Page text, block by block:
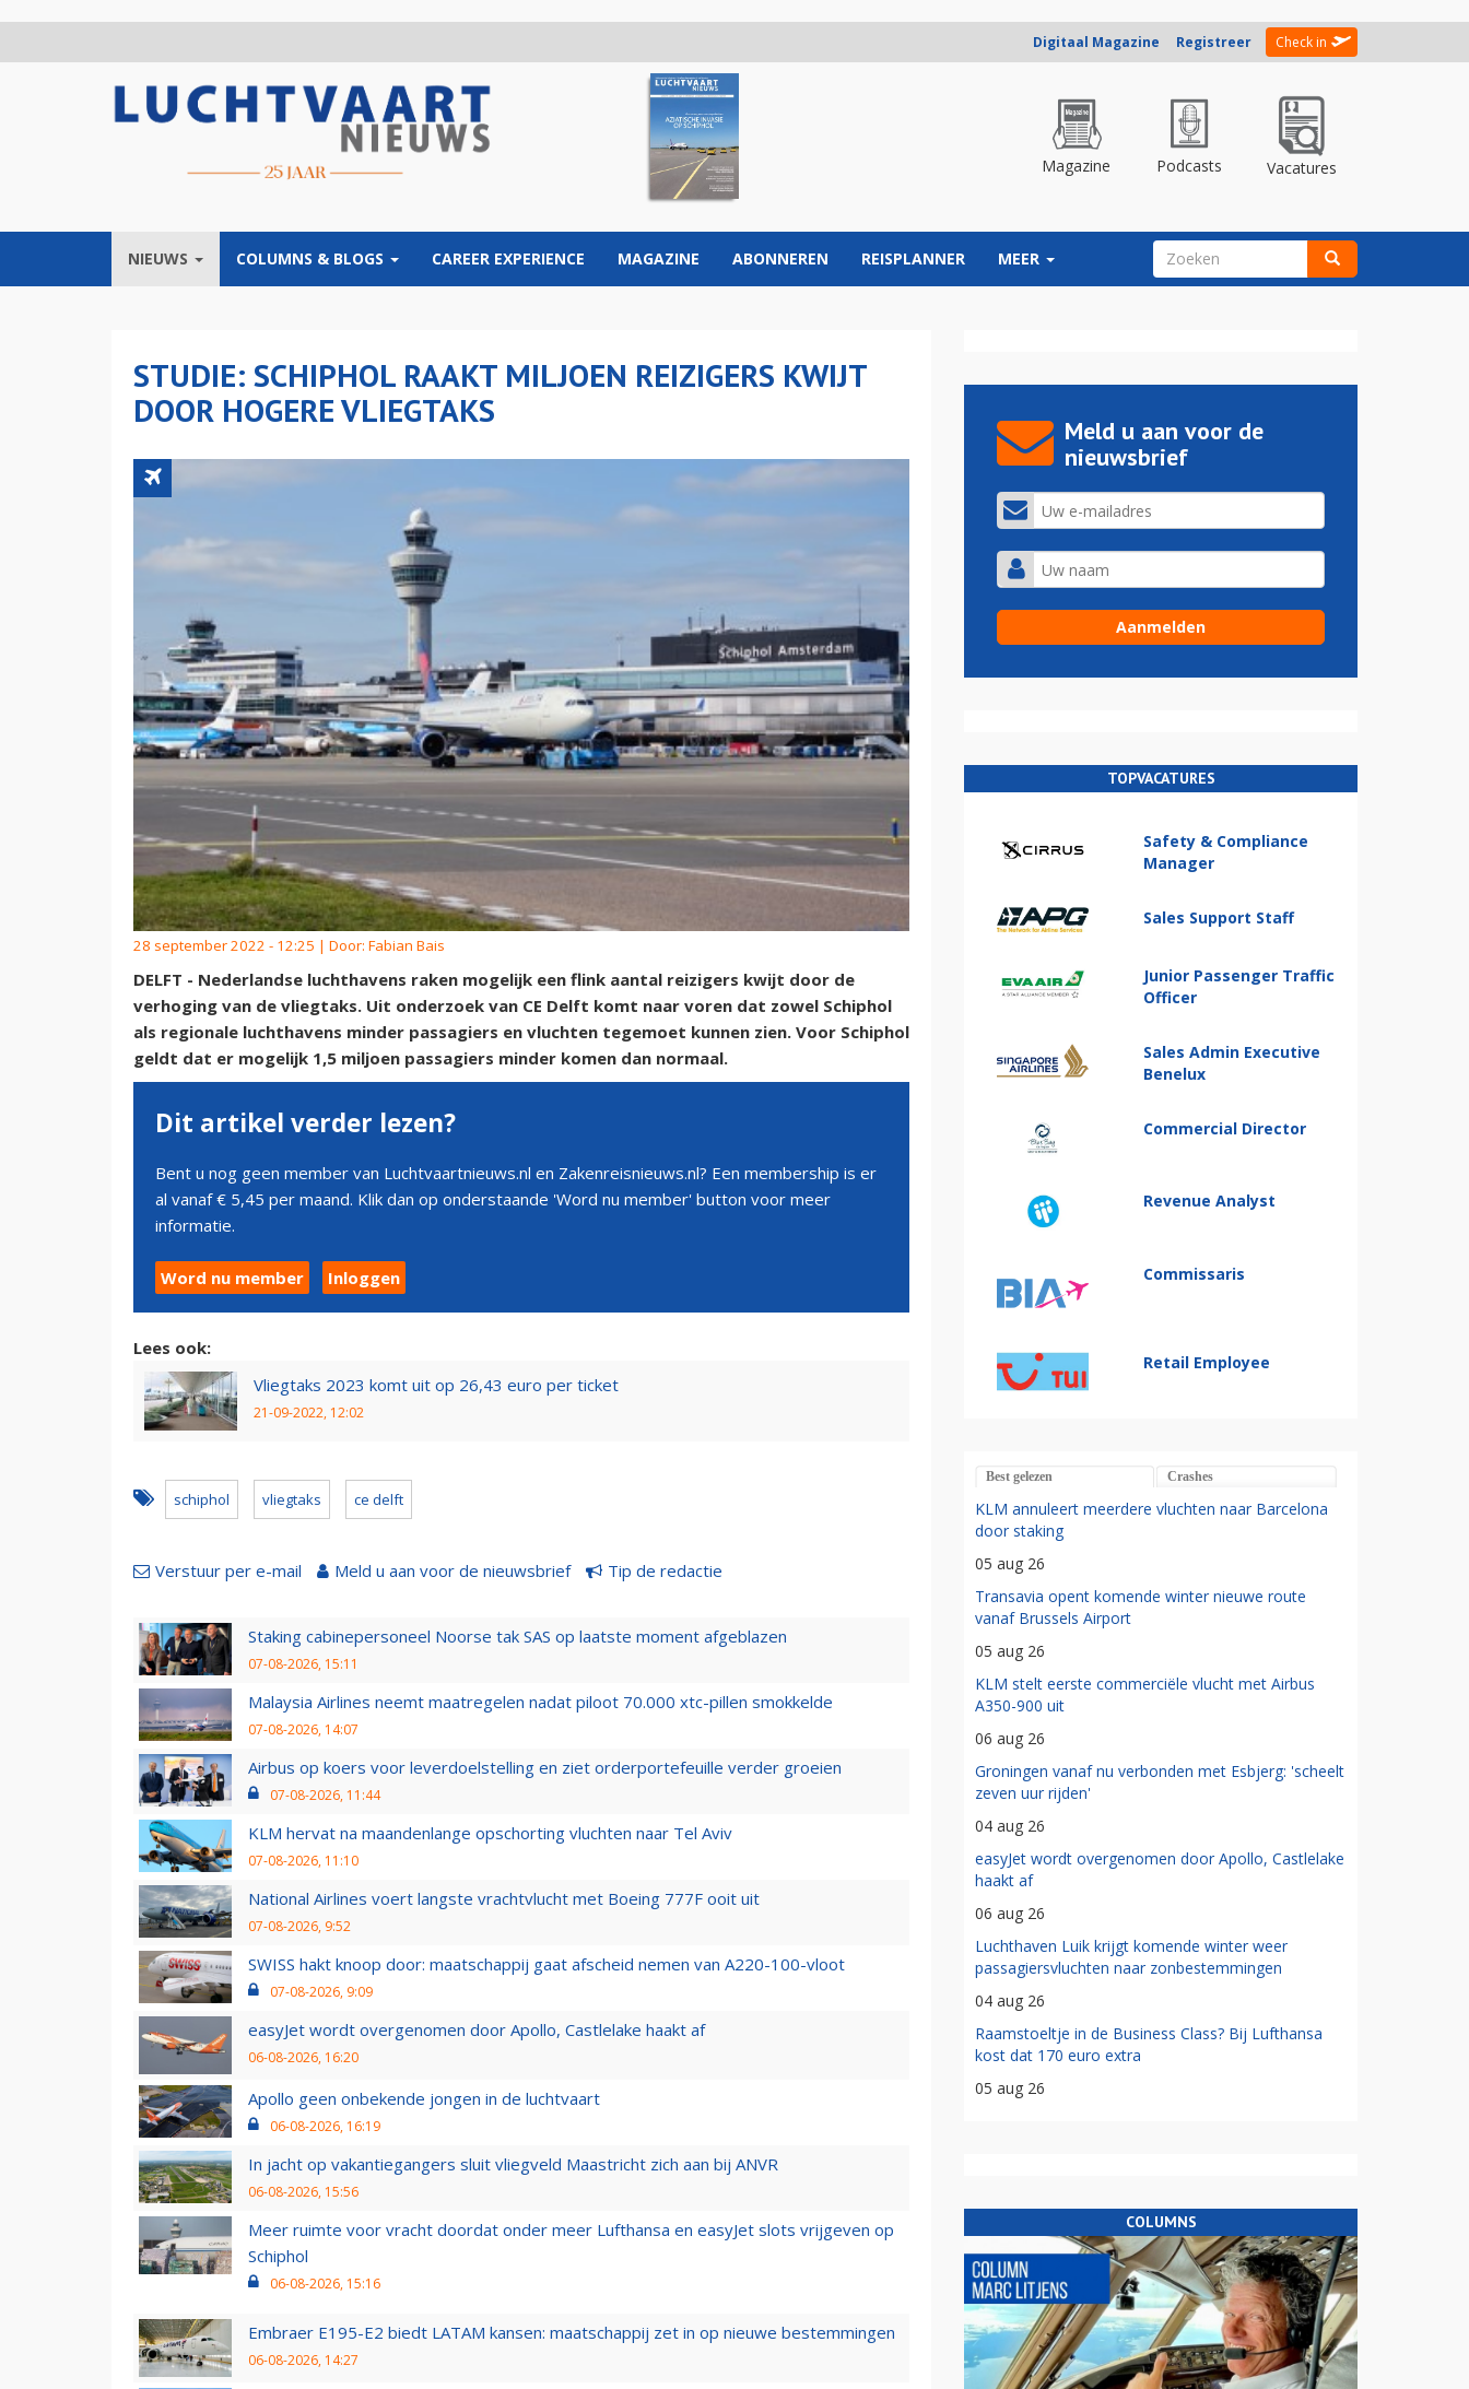
Digitaal Magazine Registreer Check in
Magazine Podcasts Vacatures
NIEUWS COLUMNS & BLOGS CAREER EXPERIENCE MAGAZINE ABONNEREN REISPLANNER MEER ZOEKVELD
STUDIE: SCHIPHOL RAAKT MILJOEN REIZIGERS KWIJT
DOOR HOGERE VLIEGTAKS
28 september 2022 - 12:25 | Door: Fabian Bais
DELFT - Nederlandse luchthavens raken mogelijk een flink aantal reizigers kwijt door de
verhoging van de vliegtaks. Uit onderzoek van CE Delft komt naar voren dat zowel Schiphol
als regionale luchthavens minder passagiers en vluchten tegemoet kunnen zien. Voor Schiphol
geldt dat er mogelijk 1,5 miljoen passagiers minder komen dan normaal.
Dit artikel verder lezen?
Bent u nog geen member van Luchtvaartnieuws.nl en Zakenreisnieuws.nl? Een membership is er
al vanaf € 5,45 per maand. Klik dan op onderstaande 'Word nu member' button voor meer
informatie.
Word nu member Inloggen
Lees ook:
Vliegtaks 2023 komt uit op 26,43 euro per ticket
21-09-2022, 12:02
schiphol vliegtaks ce delft
Verstuur per e-mail Meld u aan voor de nieuwsbrief Tip de redactie
Staking cabinepersoneel Noorse tak SAS op laatste moment afgeblazen
07-08-2026, 15:11
Malaysia Airlines neemt maatregelen nadat piloot 70.000 xtc-pillen smokkelde
07-08-2026, 14:07
Airbus op koers voor leverdoelstelling en ziet orderportefeuille verder groeien
07-08-2026, 11:44
KLM hervat na maandenlange opschorting vluchten naar Tel Aviv
07-08-2026, 11:10
National Airlines voert langste vrachtvlucht met Boeing 777F ooit uit
07-08-2026, 9:52
SWISS hakt knoop door: maatschappij gaat afscheid nemen van A220-100-vloot
07-08-2026, 9:09
easyJet wordt overgenomen door Apollo, Castlelake haakt af
06-08-2026, 16:20
Apollo geen onbekende jongen in de luchtvaart
06-08-2026, 16:19
In jacht op vakantiegangers sluit vliegveld Maastricht zich aan bij ANVR
06-08-2026, 15:56
Meer ruimte voor vracht doordat onder meer Lufthansa en easyJet slots vrijgeven op
Schiphol
06-08-2026, 15:16
Embraer E195-E2 biedt LATAM kansen: maatschappij zet in op nieuwe bestemmingen
06-08-2026, 14:27
Meld u aan voor de
nieuwsbrief
TOPVACATURES
Safety & Compliance
Manager
Sales Support Staff
Junior Passenger Traffic
Officer
Sales Admin Executive
Benelux
Commercial Director
Revenue Analyst
Commissaris
Retail Employee
Best gelezen Crashes
KLM annuleert meerdere vluchten naar Barcelona
door staking
05 aug 26
Transavia opent komende winter nieuwe route
vanaf Brussels Airport
05 aug 26
KLM stelt eerste commerciële vlucht met Airbus
A350-900 uit
06 aug 26
Groningen vanaf nu verbonden met Esbjerg: 'scheelt
zeven uur rijden'
04 aug 26
easyJet wordt overgenomen door Apollo, Castlelake
haakt af
06 aug 26
Luchthaven Luik krijgt komende winter weer
passagiersvluchten naar zonbestemmingen
04 aug 26
Raamstoeltje in de Business Class? Bij Lufthansa
kost dat 170 euro extra
05 aug 26
COLUMNS